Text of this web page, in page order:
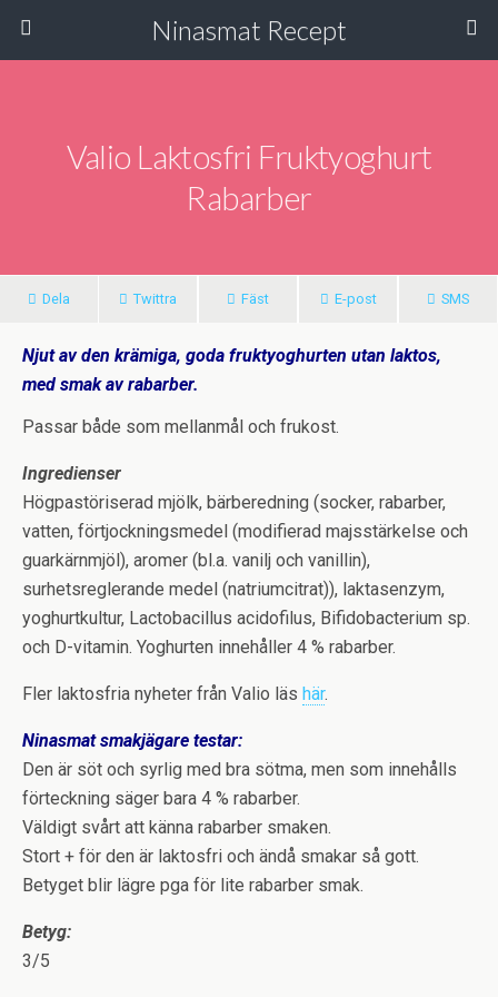
Ninasmat Recept
Valio Laktosfri Fruktyoghurt
Rabarber
Dela Twittra Fäst E-post SMS
Njut av den krämiga, goda fruktyoghurten utan laktos,
med smak av rabarber.
Passar både som mellanmål och frukost.
Ingredienser
Högpastöriserad mjölk, bärberedning (socker, rabarber,
vatten, förtjockningsmedel (modifierad majsstärkelse och
guarkärnmjöl), aromer (bl.a. vanilj och vanillin),
surhetsreglerande medel (natriumcitrat)), laktasenzym,
yoghurtkultur, Lactobacillus acidofilus, Bifidobacterium sp.
och D-vitamin. Yoghurten innehåller 4 % rabarber.
Fler laktosfria nyheter från Valio läs här.
Ninasmat smakjägare testar:
Den är söt och syrlig med bra sötma, men som innehålls
förteckning säger bara 4 % rabarber.
Väldigt svårt att känna rabarber smaken.
Stort + för den är laktosfri och ändå smakar så gott.
Betyget blir lägre pga för lite rabarber smak.
Betyg:
3/5